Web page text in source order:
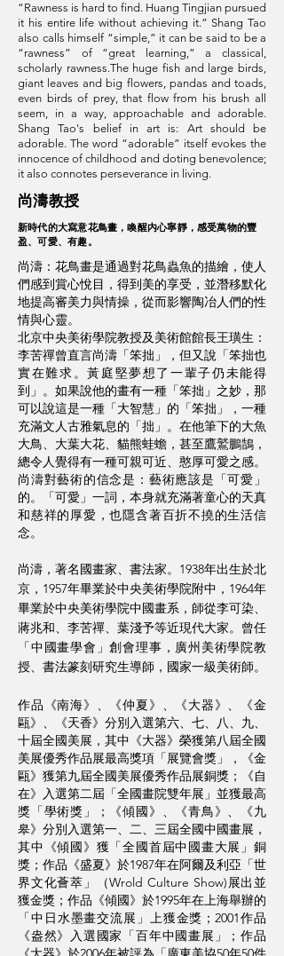
“Rawness is hard to find. Huang Tingjian pursued
it his entire life without achieving it.” Shang Tao
also calls himself “simple,” it can be said to be a
“rawness” of “great learning,” a classical,
scholarly rawness.The huge fish and large birds,
giant leaves and big flowers, pandas and toads,
even birds of prey, that flow from his brush all
seem, in a way, approachable and adorable.
Shang Tao's belief in art is: Art should be
adorable. The word “adorable” itself evokes the
innocence of childhood and doting benevolence;
it also connotes perseverance in living.
​尚濤教授
新時代的大寫意花鳥畫，喚醒内心寧靜，感受萬物的豐
盈、可愛、有趣。
尚濤：花鳥畫是通過對花鳥蟲魚的描繪，使人
們感到賞心悅目，得到美的享受，並潛移默化
地提高審美力與情操，從而影響陶冶人們的性
情與心靈。
北京中央美術學院教授及美術館館長王璜生：
李苦禪曾直言尚濤「笨拙」，但又說「笨拙也
實在難求。黃庭堅夢想了一輩子仍未能得
到」。如果說他的畫有一種「笨拙」之妙，那
可以說這是一種「大智慧」的「笨拙」，一種
充滿文人古雅氣息的「拙」。 在他筆下的大魚
大鳥、大葉大花、貓熊蛙蟾，甚至鷹鷲鵬鵠，
總令人覺得有一種可親可近、憨厚可愛之感。
尚濤對藝術的信念是：藝術應該是「可愛」
的。「可愛」一詞，本身就充滿著童心的天真
和慈祥的厚愛，也隱含著百折不撓的生活信
念。
尚濤，著名國畫家、書法家。1938年出生於北
京，1957年畢業於中央美術學院附中，1964年
畢業於中央美術學院中國畫系，師從李可染、
蔣兆和、李苦禪、葉淺予等近現代大家。曾任
「中國畫學會」創會理事，廣州美術學院教
授、書法篆刻研究生導師，國家一級美術師。
作品《南海》、《仲夏》、《大器》、《金
甌》、《天香》分別入選第六、七、八、九、
十屆全國美展，其中《大器》榮獲第八屆全國
美展優秀作品展最高獎項「展覽會獎」，《金
甌》獲第九屆全國美展優秀作品展銅獎；《自
在》入選第二屆「全國畫院雙年展」並獲最高
獎「學術獎」；《傾國》、《青鳥》、《九
皋》分別入選第一、二、三屆全國中國畫展，
其中《傾國》獲「全國首屆中國畫大展」銅
獎；作品《盛夏》於1987年在阿爾及利亞「世
界文化薈萃」（Wrold Culture Show)展出並
獲金獎；作品《傾國》於1995年在上海舉辦的
「中日水墨畫交流展」上獲金獎；2001作品
《盎然》入選國家「百年中國畫展」；作品